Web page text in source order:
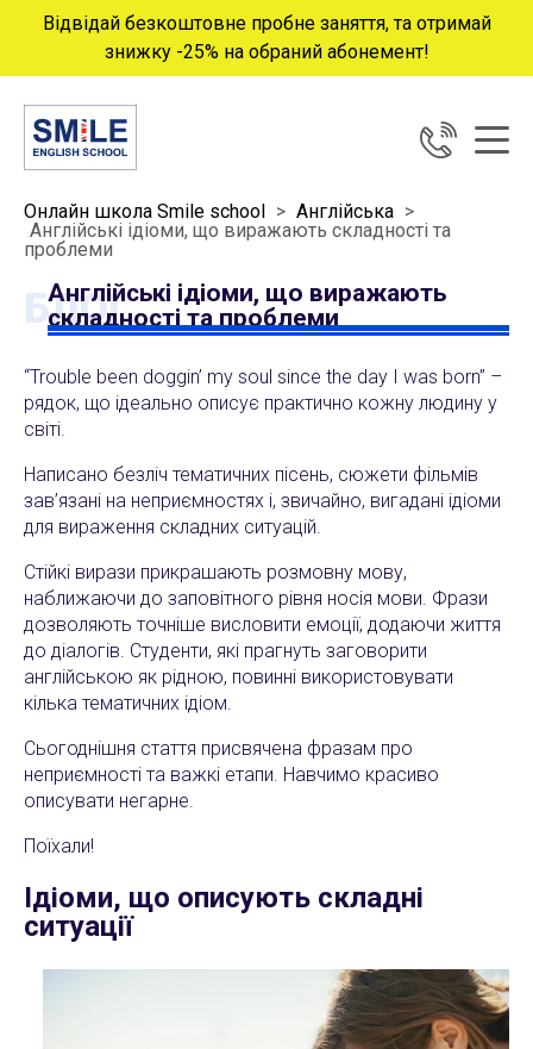
Відвідай безкоштовне пробне заняття, та отримай
знижку -25% на обраний абонемент!
Онлайн школа Smile school > Англійська >
Англійські ідіоми, що виражають складності та
проблеми
БЛОГ
Англійські ідіоми, що виражають
складності та проблеми
“Trouble been doggin’ my soul since the day I was born” –
рядок, що ідеально описує практично кожну людину у
світі.
Написано безліч тематичних пісень, сюжети фільмів
зав’язані на неприємностях і, звичайно, вигадані ідіоми
для вираження складних ситуацій.
Стійкі вирази прикрашають розмовну мову,
наближаючи до заповітного рівня носія мови. Фрази
дозволяють точніше висловити емоції, додаючи життя
до діалогів. Студенти, які прагнуть заговорити
англійською як рідною, повинні використовувати
кілька тематичних ідіом.
Сьогоднішня стаття присвячена фразам про
неприємності та важкі етапи. Навчимо красиво
описувати негарне.
Поїхали!
Ідіоми, що описують складні
ситуації